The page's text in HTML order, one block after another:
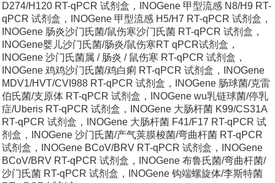
生物力学专题
3D打印和电纺丝
三维培养测试专题
更多产品
经营品牌
科研委托·租赁
D274/H120 RT-qPCR 试剂盒，INOGene 甲型流感 N8/H9 RT-
qPCR 试剂盒，INOGene 甲型流感 H5/H7 RT-qPCR 试剂盒，
INOGene 肠炎沙门氏菌/鼠伤寒沙门氏菌 RT-qPCR 试剂盒，
INOGene婴儿沙门氏菌/肠炎/鼠伤寒RT qPCR试剂盒，
INOGene 沙门氏菌属 / 肠炎 / 鼠伤寒 RT-qPCR 试剂盒，
INOGene 鸡鸡沙门氏菌/鸡白痢 RT-qPCR 试剂盒，INOGene
MDV1/HVT/CVI988 RT-qPCR 试剂盒，INOGene 肠球菌/克雷
伯氏菌/支原体 RT-qPCR 试剂盒，INOGene wu乳链球菌/停乳
症/Uberis RT-qPCR 试剂盒，INOGene 大肠杆菌 K99/CS31A
RT-qPCR 试剂盒，INOGene 大肠杆菌 F41/F17 RT-qPCR 试
剂盒，INOGene 沙门氏菌/产气荚膜梭菌/弯曲杆菌 RT-qPCR
试剂盒，INOGene BCoV/BRV RT-qPCR 试剂盒，INOGene
BCoV/BRV RT-qPCR 试剂盒，INOGene 布鲁氏菌/弯曲杆菌/
沙门氏菌 RT-qPCR 试剂盒，INOGene 钩端螺旋体/李斯特菌